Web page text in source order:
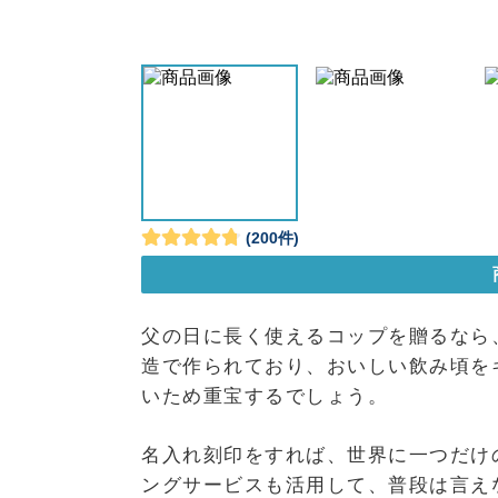
父の日に長く使えるコップを贈るな
造で作られており、おいしい飲み頃
いため重宝するでしょう。
名入れ刻印をすれば、世界に一つだ
ングサービスも活用して、普段は言